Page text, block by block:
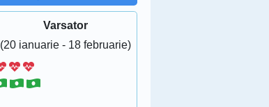
Varsator
(20 ianuarie - 18 februarie)